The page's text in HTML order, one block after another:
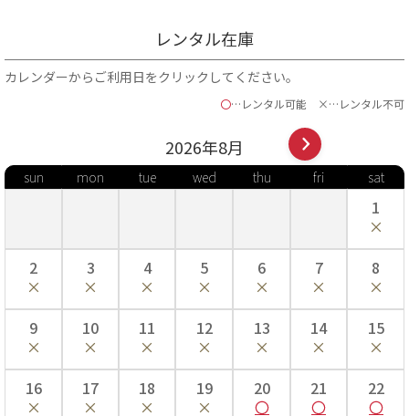
※号数に合わせて着物のサイズが変わることは無く、各商品ページの商品詳細欄にて
対応身長と号数サイズ間でのフリーサイズとお考えください）
※着付け師様と事前にサイズのご確認を頂く事をおすすめ致します。
着物の部分名称
レンタル在庫
カレンダーからご利用日をクリックしてください。
〇…レンタル可能 ×…レンタル不可
2026年8月
sun mon tue wed thu fri sat
1
2 3 4 5 6 7 8
9 10 11 12 13 14 15
16 17 18 19 20 21 22